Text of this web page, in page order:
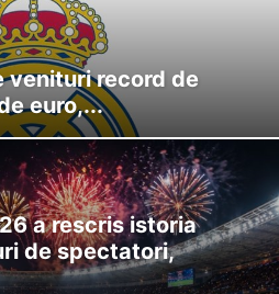
venituri record de
euro,...
a rescris istoria
de spectatori,